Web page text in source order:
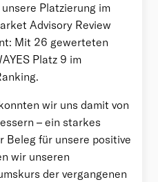
Platzierung im
Advisory Review
Mit 26 gewerteten
Platz 9 im
wir uns damit von
– ein starkes
Beleg für unsere positive
wir unseren
der vergangenen